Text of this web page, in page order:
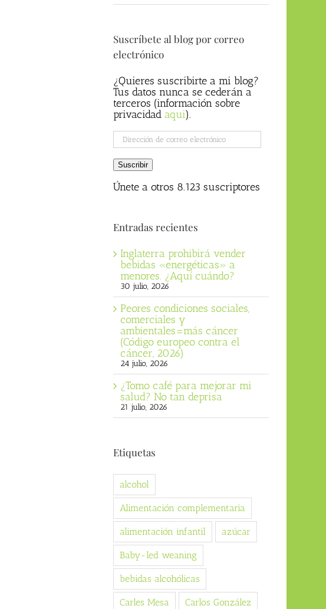
Suscríbete al blog por correo
electrónico
¿Quieres suscribirte a mi blog?
Tus datos nunca se cederán a
terceros (información sobre
privacidad aqui).
Dirección
de
correo
electrónico
Suscribir
Únete a otros 8.123 suscriptores
Entradas recientes
Inglaterra prohibirá vender
bebidas «energéticas» a
menores. ¿Aquí cuándo?
30 julio, 2026
Peores condiciones sociales,
comerciales y
ambientales=más cáncer
(Código europeo contra el
cáncer, 2026)
24 julio, 2026
¿Tomo café para mejorar mi
salud? No tan deprisa
21 julio, 2026
Etiquetas
alcohol
Alimentación complementaria
alimentación infantil azúcar
Baby-led weaning
bebidas alcohólicas
Carles Mesa Carlos González